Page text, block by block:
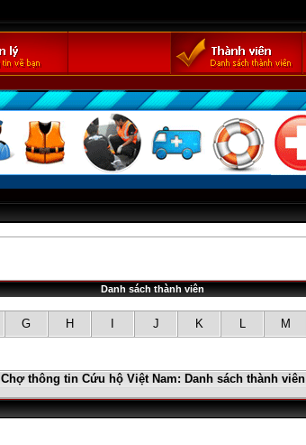
Danh sách thành viên
G H J K L M
Chợ thông tin Cứu hộ Việt Nam: Danh sách thành viên